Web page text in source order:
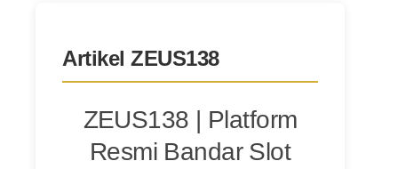
Artikel ZEUS138
ZEUS138 | Platform
Resmi Bandar Slot